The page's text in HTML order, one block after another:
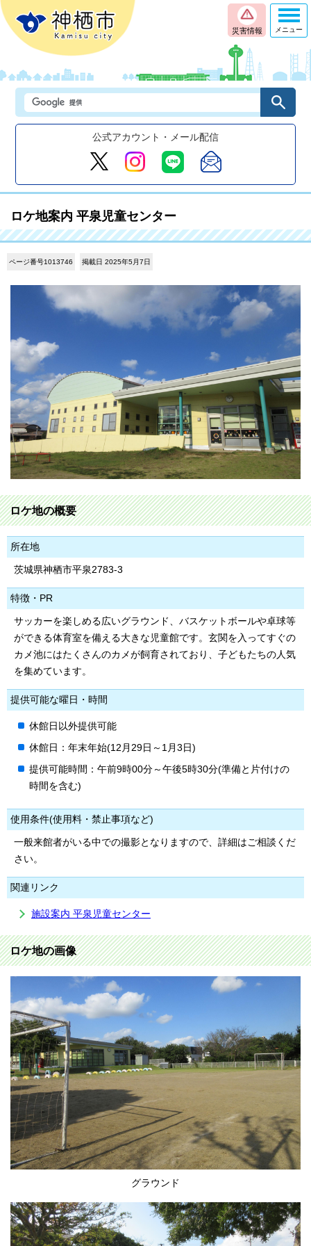
災害情報
公式アカウント・メール配信
メニュー
ロケ地案内 平泉児童センター
ページ番号1013746 掲載日 2025年5月7日
ロケ地の概要
所在地
茨城県神栖市平泉2783-3
特徴・PR
サッカーを楽しめる広いグラウンド、バスケットボールや卓球等
ができる体育室を備える大きな児童館です。玄関を入ってすぐの
カメ池にはたくさんのカメが飼育されており、子どもたちの人気
を集めています。
提供可能な曜日・時間
休館日以外提供可能
休館日：年末年始(12月29日～1月3日)
提供可能時間：午前9時00分～午後5時30分(準備と片付けの
時間を含む)
使用条件(使用料・禁止事項など)
一般来館者がいる中での撮影となりますので、詳細はご相談くだ
さい。
関連リンク
施設案内 平泉児童センター
ロケ地の画像
グラウンド